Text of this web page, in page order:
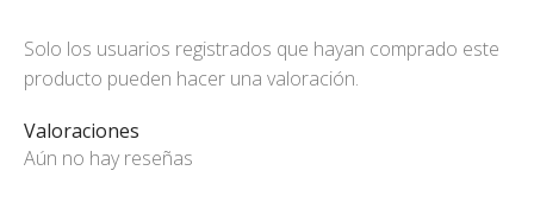
Valoraciones
Aún no hay reseñas
Solo los usuarios registrados que hayan comprado este
producto pueden hacer una valoración.